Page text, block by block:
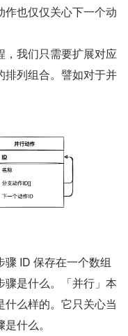
作也仅仅关心下一个动
，我们只需要扩展对应
排列组合。譬如对于并
骤 ID 保存在一个数组
骤是什么。「并行」本
么样的。它只关心当
什么。